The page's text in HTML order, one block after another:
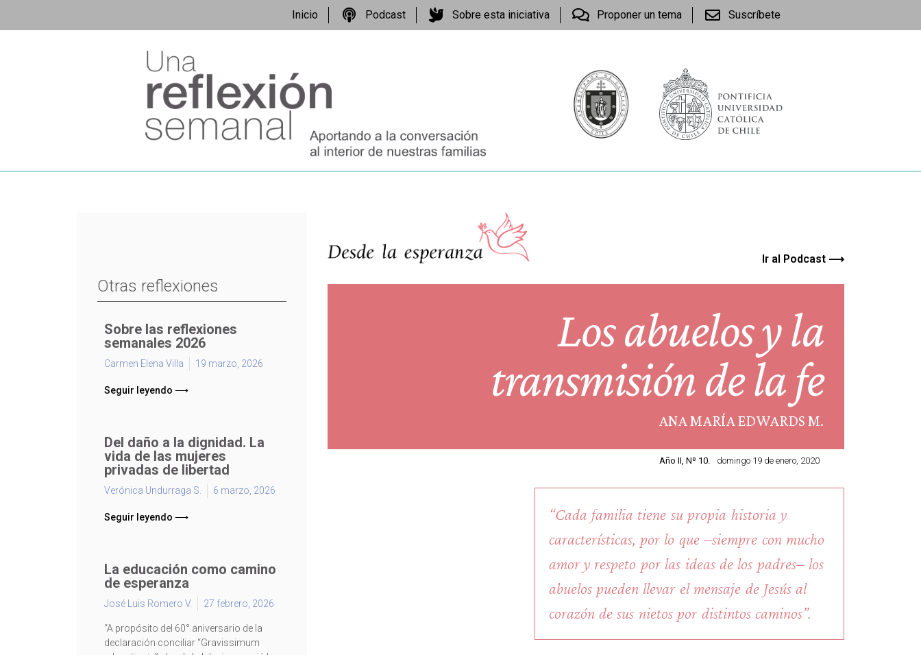
Inicio Podcast Sobre esta iniciativa Proponer un tema Suscríbete
Otras reflexiones
Sobre las reflexiones
semanales 2026
Carmen Elena Villa 19 marzo, 2026
Seguir leyendo ⟶
Del daño a la dignidad. La
vida de las mujeres
privadas de libertad
Verónica Undurraga S. 6 marzo, 2026
Seguir leyendo ⟶
La educación como camino
de esperanza
José Luis Romero V. 27 febrero, 2026
“A propósito del 60° aniversario de la
declaración conciliar “Gravissimum
Ir al Podcast ⟶
Los abuelos y la
transmisión de la fe
ANA MARÍA EDWARDS M.
Año II, Nº 10. domingo 19 de enero, 2020
“Cada familia tiene su propia historia y
características, por lo que –siempre con mucho
amor y respeto por las ideas de los padres– los
abuelos pueden llevar el mensaje de Jesús al
corazón de sus nietos por distintos caminos”.